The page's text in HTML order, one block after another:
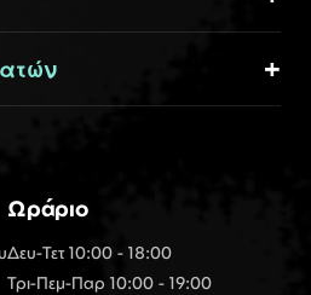
Ωράριο
Δευ-Τετ 10:00 - 18:00
Τρι-Πεμ-Παρ 10:00 - 19:00